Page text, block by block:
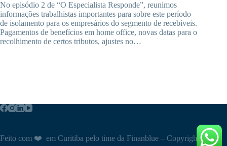
No episódio 2 de “O Especialista Responde”, reunimos
informações trabalhistas importantes para sobre este período
de isolamento para os empresários do segmento de recebíveis.
Pagamentos de benefícios em home office, novas datas para o
recolhimento de certos tributos, ajustes no…
Feito com ❤️ em Curitiba pelo time da Finanblue – Copyright